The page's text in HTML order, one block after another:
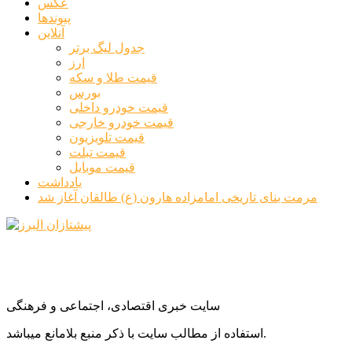
عکس
پیوندها
آنلاین
جدول لیگ برتر
ارز
قیمت طلا و سکه
بورس
قیمت خودرو داخلی
قیمت خودرو خارجی
قیمت تلویزیون
قیمت تبلت
قیمت موبایل
یادداشت
مرمت بنای تاریخی امامزاده هارون (ع) طالقان آغاز شد
سایت خبری اقتصادی، اجتماعی و فرهنگی
استفاده از مطالب سایت با ذکر منبع بلامانع میباشد.